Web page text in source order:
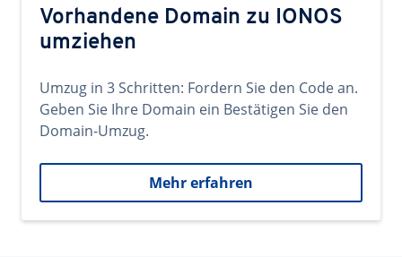
Vorhandene Domain zu IONOS
umziehen
Umzug in 3 Schritten: Fordern Sie den Code an.
Geben Sie Ihre Domain ein Bestätigen Sie den
Domain-Umzug.
Mehr erfahren